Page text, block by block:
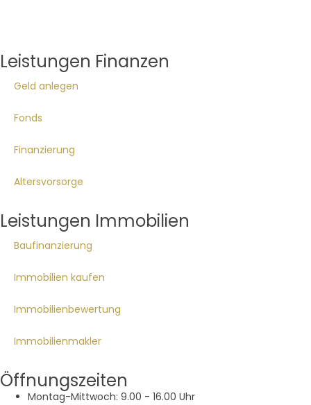
Leistungen Finanzen
Geld anlegen
Fonds
Finanzierung
Altersvorsorge
Leistungen Immobilien
Baufinanzierung
Immobilien kaufen
Immobilienbewertung
Immobilienmakler
Öffnungszeiten
Montag-Mittwoch: 9.00 - 16.00 Uhr